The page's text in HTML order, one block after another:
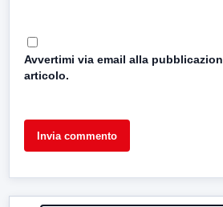
Avvertimi via email alla
articolo.